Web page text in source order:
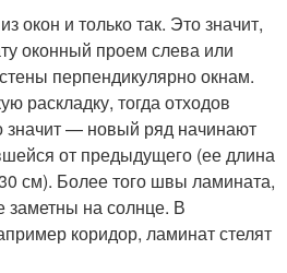
окон и только так. Это значит,
оконный проем слева или
перпендикулярно окнам.
раскладку, тогда отходов
значит — новый ряд начинают
от предыдущего (ее длина
см). Более того швы ламината,
заметны на солнце. В
коридор, ламинат стелят